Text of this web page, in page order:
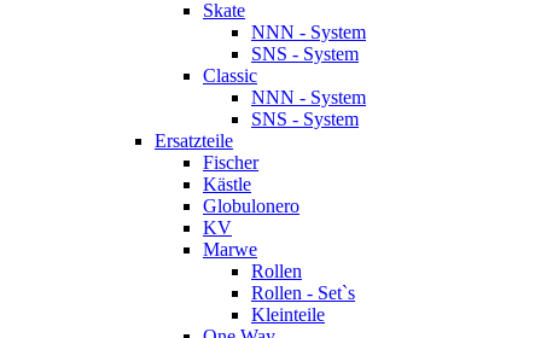
Skate
NNN - System
SNS - System
Classic
NNN - System
SNS - System
Ersatzteile
Fischer
Kästle
Globulonero
KV
Marwe
Rollen
Rollen - Set`s
Kleinteile